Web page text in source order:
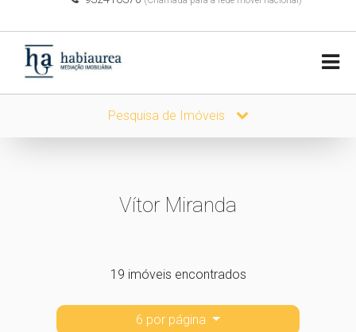
Pesquisa de Imóveis
Vítor Miranda
19 imóveis encontrados
6 por página